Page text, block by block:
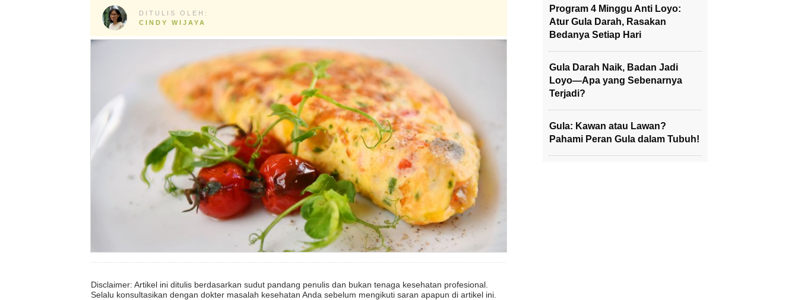
DITULIS OLEH:
CINDY WIJAYA
Disclaimer: Artikel ini ditulis berdasarkan sudut pandang penulis dan bukan tenaga kesehatan profesional.
Selalu konsultasikan dengan dokter masalah kesehatan Anda sebelum mengikuti saran apapun di artikel ini.
Program 4 Minggu Anti Loyo:
Atur Gula Darah, Rasakan
Bedanya Setiap Hari
Gula Darah Naik, Badan Jadi
Loyo—Apa yang Sebenarnya
Terjadi?
Gula: Kawan atau Lawan?
Pahami Peran Gula dalam Tubuh!